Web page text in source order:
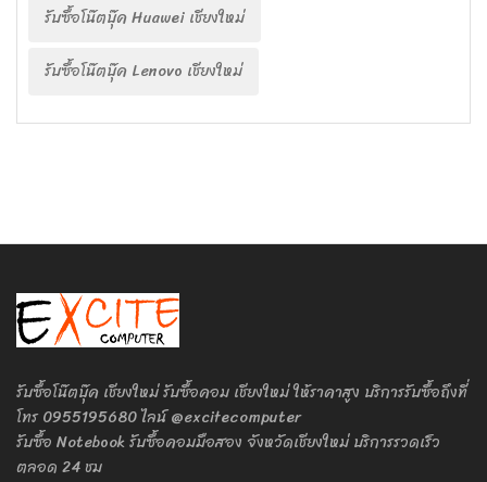
รับซื้อโน๊ตบุ๊ค Huawei เชียงใหม่
รับซื้อโน๊ตบุ๊ค Lenovo เชียงใหม่
รับซื้อโน๊ตบุ๊ค เชียงใหม่ รับซื้อคอม เชียงใหม่ ให้ราคาสูง บริการรับซื้อถึงที่
โทร 0955195680 ไลน์ @excitecomputer
รับซื้อ Notebook รับซื้อคอมมือสอง จังหวัดเชียงใหม่ บริการรวดเร็ว
ตลอด 24 ชม